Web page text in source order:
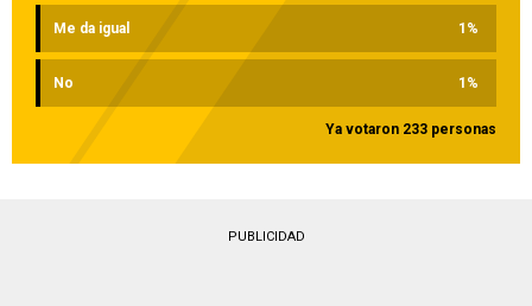
Me da igual 1 %
No 1 %
Ya votaron 233 personas
PUBLICIDAD